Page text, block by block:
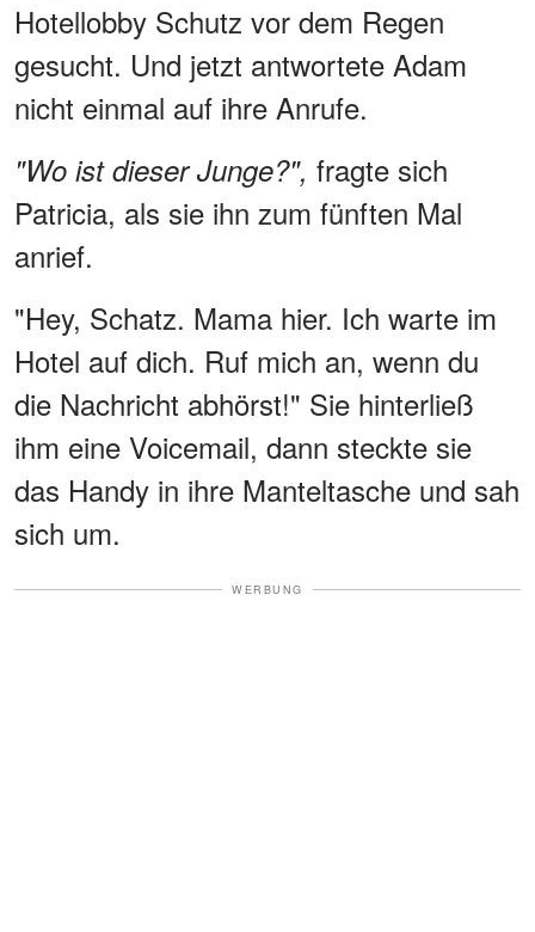
Hotellobby Schutz vor dem Regen
gesucht. Und jetzt antwortete Adam
nicht einmal auf ihre Anrufe.
"Wo ist dieser Junge?", fragte sich
Patricia, als sie ihn zum fünften Mal
anrief.
"Hey, Schatz. Mama hier. Ich warte im
Hotel auf dich. Ruf mich an, wenn du
die Nachricht abhörst!" Sie hinterließ
ihm eine Voicemail, dann steckte sie
das Handy in ihre Manteltasche und sah
sich um.
WERBUNG